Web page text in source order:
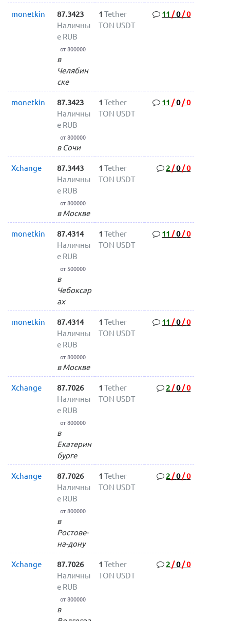
monetkin
87.3423
Наличны
е RUB
от 800000
в
Челябин
ске
1 Tether
TON USDT
11 /0/0
monetkin
87.3423
Наличны
е RUB
от 800000
в Сочи
1 Tether
TON USDT
11 /0/0
Xchange
87.3443
Наличны
е RUB
от 800000
в Москве
1 Tether
TON USDT
2 /0/0
monetkin
87.4314
Наличны
е RUB
от 500000
в
Чебоксар
ах
1 Tether
TON USDT
11 /0/0
monetkin
87.4314
Наличны
е RUB
от 800000
в Москве
1 Tether
TON USDT
11 /0/0
Xchange
87.7026
Наличны
е RUB
от 800000
в
Екатерин
бурге
1 Tether
TON USDT
2 /0/0
Xchange
87.7026
Наличны
е RUB
от 800000
в
Ростове-
на-дону
1 Tether
TON USDT
2 /0/0
Xchange
87.7026
Наличны
е RUB
от 800000
в
1 Tether
TON USDT
2 /0/0